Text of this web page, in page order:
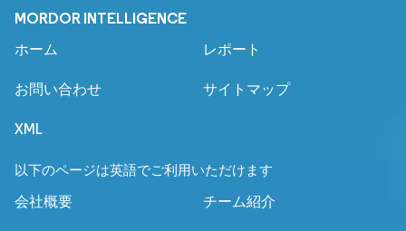
MORDOR INTELLIGENCE
ホーム レポート
お問い合わせ サイトマップ
XML
以下のページは英語でご利用いただけます
会社概要 チーム紹介